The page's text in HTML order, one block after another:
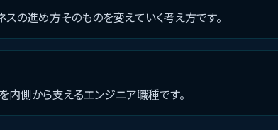
の進め方そのものを変えていく考え方です。
側から支えるエンジニア職種です。